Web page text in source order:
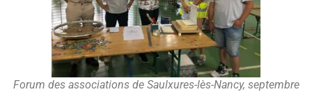
Forum des associations de Saulxures-lès-Nancy, septembre